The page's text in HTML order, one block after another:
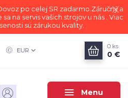
po celej SR zadarmo.Záručný a
na servis vašich strojov u nás . Viac
sú zárukou kvality.
Menu
EUR
0 ks
0 €